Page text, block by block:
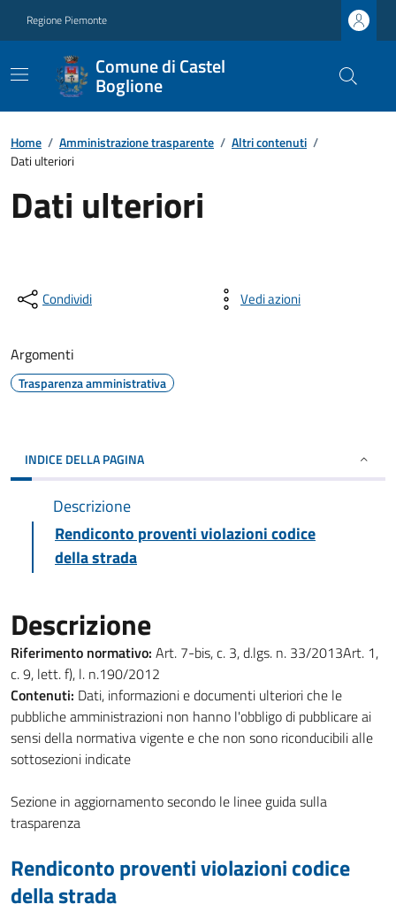
Regione Piemonte
Comune di Castel
Boglione
Home / Amministrazione trasparente / Altri contenuti /
Dati ulteriori
Dati ulteriori
Condividi Vedi azioni
Argomenti
Trasparenza amministrativa
INDICE DELLA PAGINA
Descrizione
Rendiconto proventi violazioni codice
della strada
Descrizione
Riferimento normativo: Art. 7-bis, c. 3, d.lgs. n. 33/2013Art. 1,
c. 9, lett. f), l. n.190/2012
Contenuti: Dati, informazioni e documenti ulteriori che le
pubbliche amministrazioni non hanno l'obbligo di pubblicare ai
sensi della normativa vigente e che non sono riconducibili alle
sottosezioni indicate
Sezione in aggiornamento secondo le linee guida sulla
trasparenza
Rendiconto proventi violazioni codice
della strada